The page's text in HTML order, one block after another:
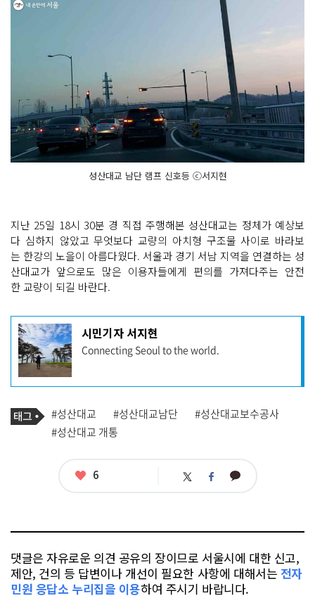
성산대교 남단 램프 신호등 ⓒ서지현
지난 25일 18시 30분 경 직접 주행해본 성산대교는 정체가 예상보
다 심하지 않았고 무엇보다 교량의 아치형 구조물 사이로 바라보
는 한강의 노을이 아름다웠다. 서울과 경기 서남 지역을 연결하는 성
산대교가 앞으로도 많은 이용자들에게 편의를 가져다주는 안전
한 교량이 되길 바란다.
기
사
작
성
자
프
필
시민기자 서지현
Connecting Seoul to the world.
기
사
관
련
태
그
#성산대교 #성산대교남단
#성산대교보수공사
#성산대교 개통
좋
6 트 페 카
댓글은 자유로운 의견 공유의 장이므로 서울시에 대한 신고,
제안, 건의 등 답변이나 개선이 필요한 사항에 대해서는 전자
민원 응답소 누리집을 이용하여 주시기 바랍니다.